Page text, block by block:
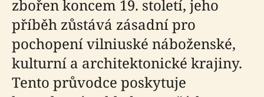
zbořen koncem 19. století, jeho
příběh zůstává zásadní pro
pochopení vilniuské náboženské,
kulturní a architektonické krajiny.
Tento průvodce poskytuje